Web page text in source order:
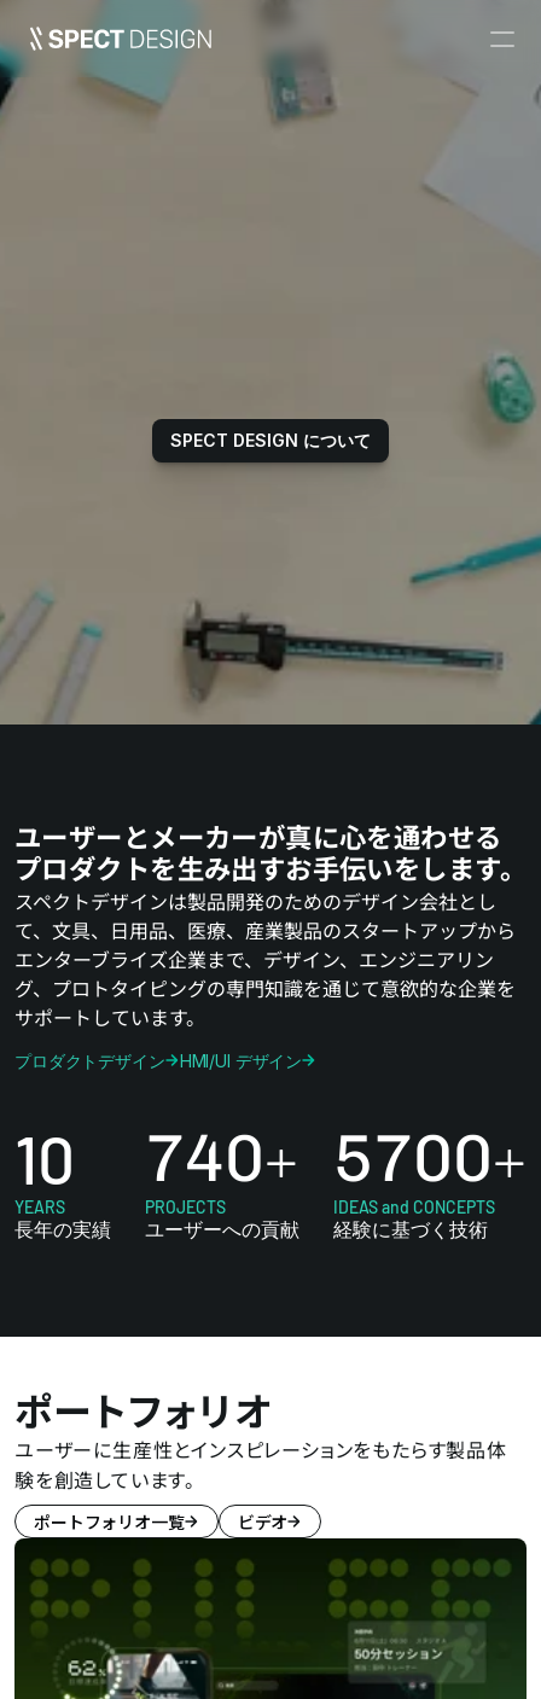
プロダクトデザイン
SPECT DESIGN について
ユーザーとメーカーが真に心を通わせる
プロダクトを生み出すお手伝いをします。
スペクトデザインは製品開発のためのデザイン会社とし
て、文具、日用品、医療、産業製品のスタートアップから
エンターブライズ企業まで、デザイン、エンジニアリン
グ、プロトタイピングの専門知識を通じて意欲的な企業を
サポートしています。
プロダクトデザイン HMI/UI デザイン
10
YEARS
長年の実績
740+
PROJECTS
ユーザーへの貢献
5700+
IDEAS and CONCEPTS
経験に基づく技術
ポートフォリオ
ユーザーに生産性とインスピレーションをもたらす製品体
験を創造しています。
ポートフォリオ一覧 ビデオ